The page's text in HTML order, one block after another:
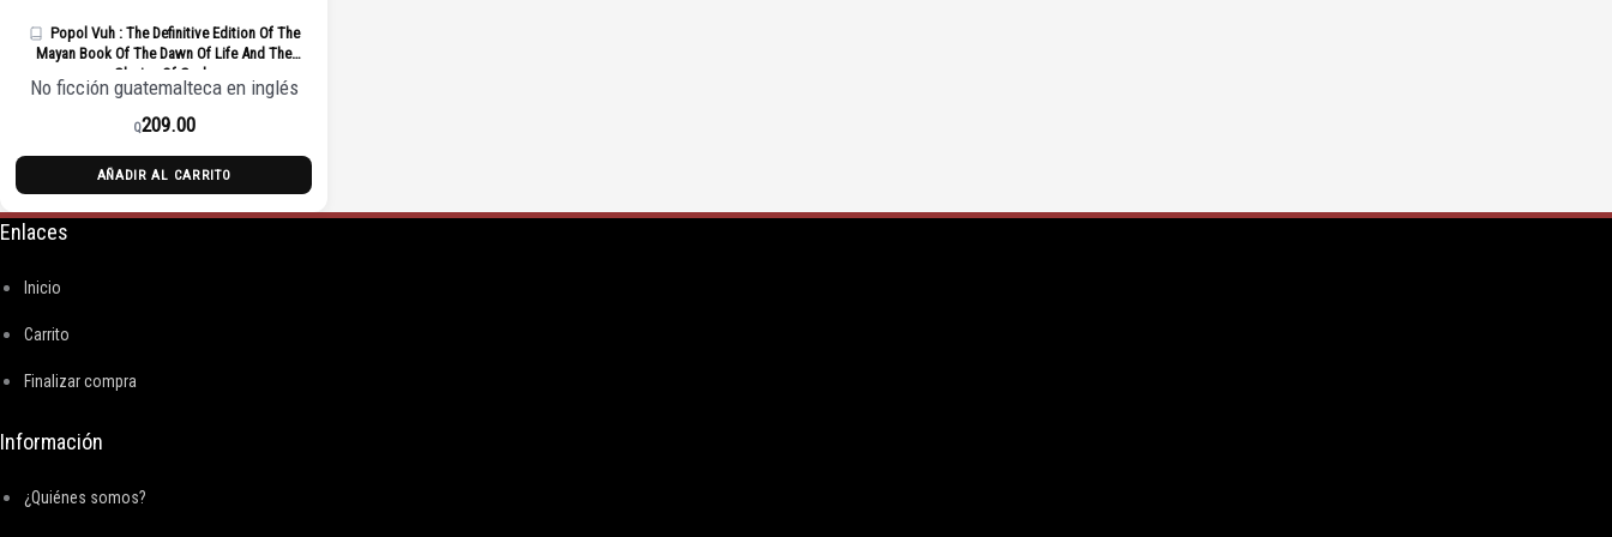
Popol Vuh : The Definitive Edition Of The
Mayan Book Of The Dawn Of Life And The
Glories Of Gods
No ficción guatemalteca en inglés
Q209.00
AÑADIR AL CARRITO
Enlaces
Inicio
Carrito
Finalizar compra
Información
¿Quiénes somos?